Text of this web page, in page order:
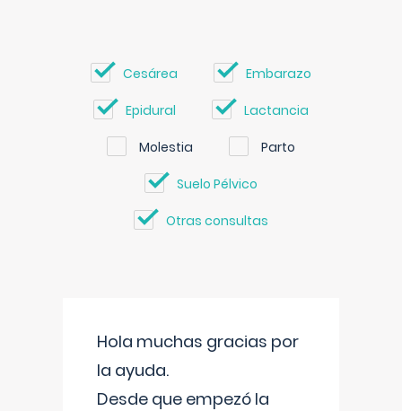
Cesárea Embarazo
Epidural Lactancia
Molestia Parto
Suelo Pélvico
Otras consultas
Hola muchas gracias por
la ayuda.
Desde que empezó la